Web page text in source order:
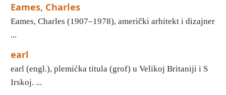
Eames, Charles
Eames, Charles (1907–1978), američki arhitekt i dizajner
...
earl
earl (engl.), plemićka titula (grof) u Velikoj Britaniji i S
Irskoj. ...